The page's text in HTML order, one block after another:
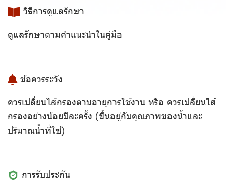
วิธีการดูแลรักษา
ดูแลรักษาตามคำแนะนำในคู่มือ
ข้อควรระวัง
ควรเปลี่ยนไส้กรองตามอายุการใช้งาน หรือ ควรเปลี่ยนไส้
กรองอย่างน้อยปีละครั้ง (ขึ้นอยู่กับคุณภาพของน้ำและ
ปริมาณน้ำที่ใช้)
การรับประกัน